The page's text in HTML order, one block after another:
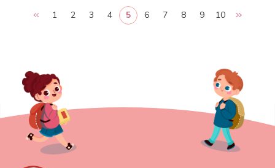
天聲女士、副秘書長王妍玲、中國珠算心算協會蘇金秀副會長等出
席與會，另有張羅尼、黃惠姜等兩位副會長委託出席。會中除秘書
1 2 3 4 5 6 7 8 9 10